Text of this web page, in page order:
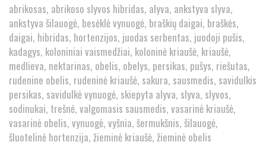
abrikosas abrikoso slyvos hibridas alyva ankstyva slyva
ankstyva šilauogė besėklė vynuogė braškių daigai braškės
daigai hibridas hortenzijos juodas serbentas juodoji pušis
kadagys koloniniai vaismedžiai koloninė kriaušė kriaušė
medlieva nektarinas obelis obelys persikas pušys riešutas
rudenine obelis rudeninė kriaušė sakura sausmedis savidulkis
persikas savidulkė vynuogė skiepyta alyva slyva slyvos
sodinukai trešnė valgomasis sausmedis vasarinė kriaušė
vasarinė obelis vynuogė vyšnia šermukšnis šilauogė
šluotelinė hortenzija žieminė kriaušė žieminė obelis